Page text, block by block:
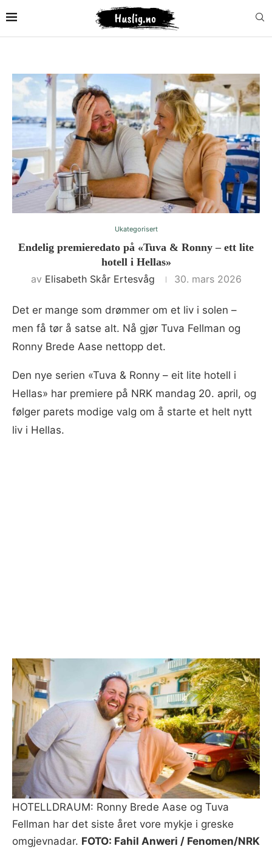
Ukategorisert
Endelig premieredato på «Tuva & Ronny – ett lite
hotell i Hellas»
av Elisabeth Skår Ertesvåg 30. mars 2026
Det er mange som drømmer om et liv i solen –
men få tør å satse alt. Nå gjør Tuva Fellman og
Ronny Brede Aase nettopp det.
Den nye serien «Tuva & Ronny – eit lite hotell i
Hellas» har premiere på NRK mandag 20. april, og
følger parets modige valg om å starte et helt nytt
liv i Hellas.
HOTELLDRAUM: Ronny Brede Aase og Tuva
Fellman har det siste året vore mykje i greske
omgjevnadar. FOTO: Fahil Anweri / Fenomen/NRK